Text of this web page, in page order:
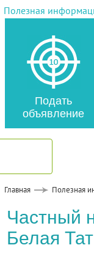
Полезная
Подать
объявление
Главная Полезная
Частный
Белая